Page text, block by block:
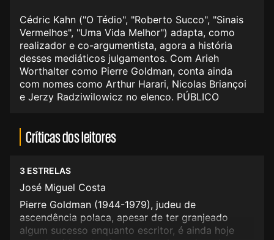
Cédric Kahn ("O Tédio", "Roberto Succo", "Sinais
Vermelhos", "Uma Vida Melhor") adapta, como
realizador e co-argumentista, agora a história
desses mediáticos julgamentos. Com Arieh
Worthalter como Pierre Goldman, conta ainda
com nomes como Arthur Harari, Nicolas Briançoi
e Jerzy Radziwilowicz no elenco. PÚBLICO
Críticas dos leitores
3 ESTRELAS
José Miguel Costa
Pierre Goldman (1944-1979), judeu de
ascendência polaca, apesar de ter granjeado
algum sucesso enquanto escritor, é ainda hoje